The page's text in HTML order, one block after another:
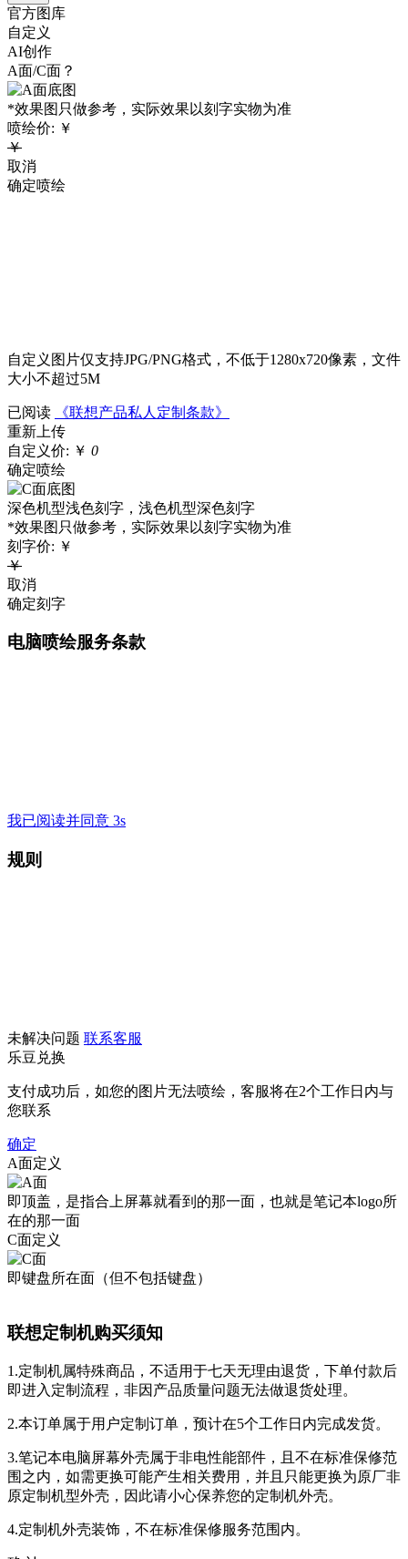
官方图库
自定义
AI创作
A面/C面？
*效果图只做参考，实际效果以刻字实物为准
喷绘价: ￥
￥
取消
确定喷绘
自定义图片仅支持JPG/PNG格式，不低于1280x720像素，文件
大小不超过5M
已阅读
《联想产品私人定制条款》
重新上传
自定义价: ￥ 0
确定喷绘
深色机型浅色刻字，浅色机型深色刻字
*效果图只做参考，实际效果以刻字实物为准
刻字价: ￥
￥
取消
确定刻字
电脑喷绘服务条款
我已阅读并同意 3s
规则
未解决问题 联系客服
乐豆兑换
支付成功后，如您的图片无法喷绘，客服将在2个工作日内与
您联系
确定
A面定义
即顶盖，是指合上屏幕就看到的那一面，也就是笔记本logo所
在的那一面
C面定义
即键盘所在面（但不包括键盘）
联想定制机购买须知
1.定制机属特殊商品，不适用于七天无理由退货，下单付款后
即进入定制流程，非因产品质量问题无法做退货处理。
2.本订单属于用户定制订单，预计在5个工作日内完成发货。
3.笔记本电脑屏幕外壳属于非电性能部件，且不在标准保修范
围之内，如需更换可能产生相关费用，并且只能更换为原厂非
原定制机型外壳，因此请小心保养您的定制机外壳。
4.定制机外壳装饰，不在标准保修服务范围内。